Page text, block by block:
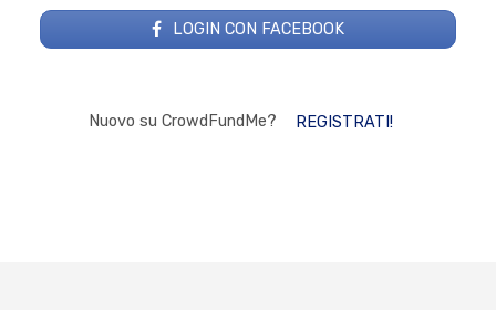
LOGIN CON FACEBOOK
Nuovo su CrowdFundMe? REGISTRATI!